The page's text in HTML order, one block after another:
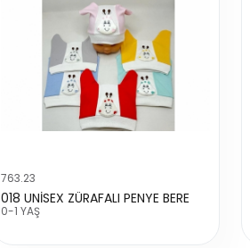
763.23
018 UNİSEX ZÜRAFALI PENYE BERE
0-1 YAŞ